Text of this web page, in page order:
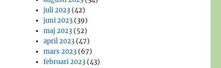
juli 2023 (42)
juni 2023 (39)
maj 2023 (52)
april 2023 (47)
mars 2023 (67)
februari 2023 (43)